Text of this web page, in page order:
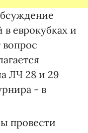
в еврокубках и
вопрос
ЛЧ 28 и 29
- в
провести